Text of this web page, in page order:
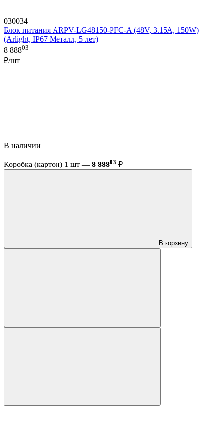
030034
Блок питания ARPV-LG48150-PFC-A (48V, 3.15A, 150W)
(Arlight, IP67 Металл, 5 лет)
8 88803
₽/шт
В наличии
Коробка (картон) 1 шт — 8 88803 ₽
В корзину